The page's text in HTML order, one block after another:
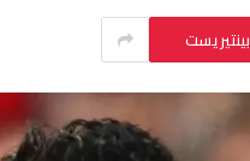
بينتيريست